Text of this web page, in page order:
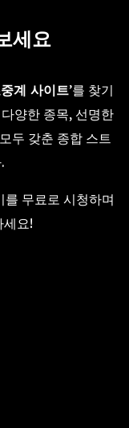
세요
계 사이트’를 찾기
양한 종목, 선명한
두 갖춘 종합 스트
무료로 시청하며
세요!